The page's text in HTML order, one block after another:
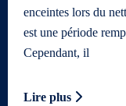
enceintes lors du
est une période
Cependant, il
Lire plus